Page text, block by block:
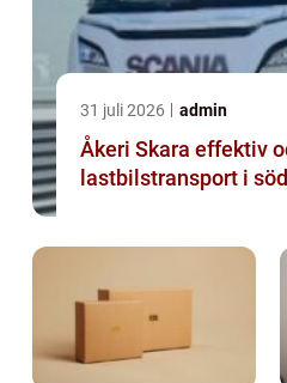
31 juli 2026 admin
Åkeri Skara effektiv och säker
lastbilstransport i